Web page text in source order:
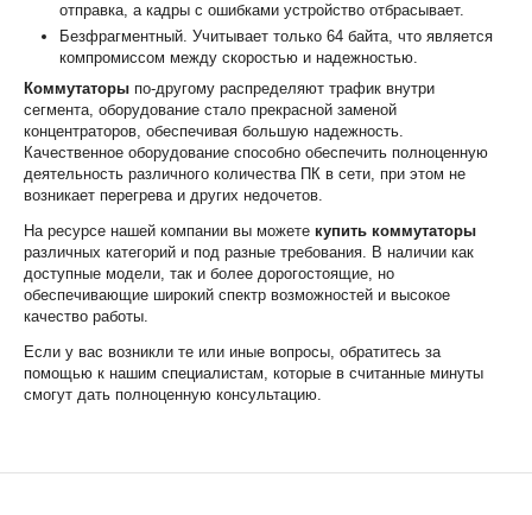
отправка, а кадры с ошибками устройство отбрасывает.
Безфрагментный. Учитывает только 64 байта, что является
компромиссом между скоростью и надежностью.
Коммутаторы по-другому распределяют трафик внутри
сегмента, оборудование стало прекрасной заменой
концентраторов, обеспечивая большую надежность.
Качественное оборудование способно обеспечить полноценную
деятельность различного количества ПК в сети, при этом не
возникает перегрева и других недочетов.
На ресурсе нашей компании вы можете купить коммутаторы
различных категорий и под разные требования. В наличии как
доступные модели, так и более дорогостоящие, но
обеспечивающие широкий спектр возможностей и высокое
качество работы.
Если у вас возникли те или иные вопросы, обратитесь за
помощью к нашим специалистам, которые в считанные минуты
смогут дать полноценную консультацию.